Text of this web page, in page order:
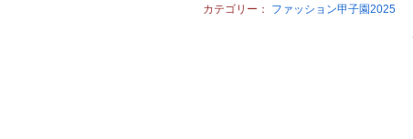
カテゴリー： ファッション甲子園2025